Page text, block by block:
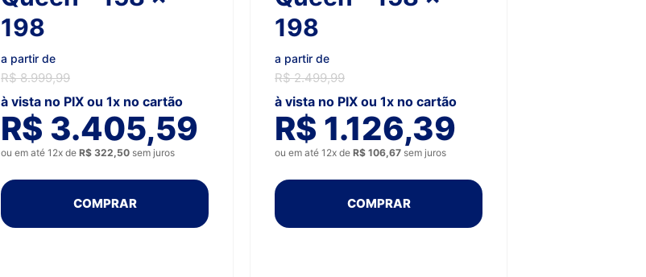
198
a partir de
R$ 8.999,99
à vista no PIX ou 1x no cartão
R$ 3.405,59
ou em até 12x de R$ 322,50 sem juros
COMPRAR
198
a partir de
R$ 2.499,99
à vista no PIX ou 1x no cartão
R$ 1.126,39
ou em até 12x de R$ 106,67 sem juros
COMPRAR